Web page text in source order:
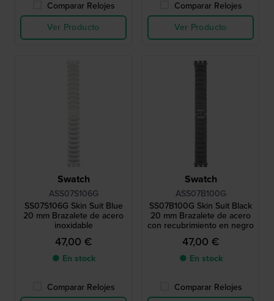
Comparar Relojes
Ver Producto
Comparar Relojes
Ver Producto
Swatch
ASS07S106G
SS07S106G Skin Suit Blue
20 mm Brazalete de acero
inoxidable
47,00 €
● En stock
Comparar Relojes
Swatch
ASS07B100G
SS07B100G Skin Suit Black
20 mm Brazalete de acero
con recubrimiento en negro
47,00 €
● En stock
Comparar Relojes